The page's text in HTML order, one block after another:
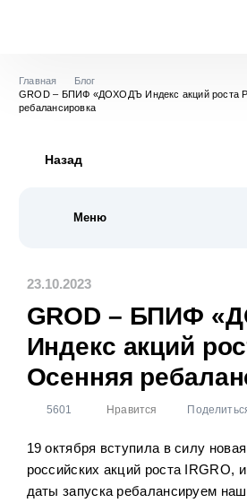
Главная
Блог
GROD – БПИФ «ДОХОДЪ Индекс акций роста
ребалансировка
Назад
Меню
История
Инструменты аналитики
Библиотека инвестора
Акции
Облигации
Налоги
23.10.2023
GROD – БПИФ
Индекс акций
Осенняя
5601 Нравится
19 октября вступила в силу
российских акций роста IRGRO,
даты запуска ребалансируем